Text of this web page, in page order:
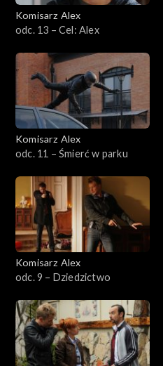
Sezon 22
Sezon 21
Sezon 20
Sezon 19
Sezon 17
Sezon 16
Sezon 15
Sezon 14
Sezon 13
Komisarz Alex
odc. 13 – Cel: Alex
Komisarz Alex
odc. 11 – Śmierć w parku
Komisarz Alex
odc. 9 – Dziedzictwo